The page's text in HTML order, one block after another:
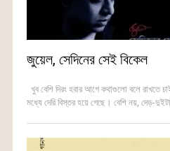
জুয়েল, সেদিনের সেই বিকেল
খুব বেশি দিরং হবার আগে কথাগুলো বলে রাখতে
মধ্যে দেরি বিস্তর হয়ে গেছে। বেশি নয়, দেড়-